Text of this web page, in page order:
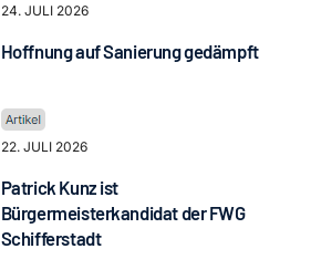
24. JULI 2026
Hoffnung auf Sanierung gedämpft
22. JULI 2026
Patrick Kunz ist
Bürgermeisterkandidat der FWG
Schifferstadt